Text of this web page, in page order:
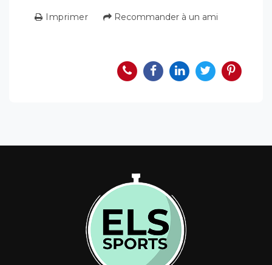
Imprimer Recommander à un ami